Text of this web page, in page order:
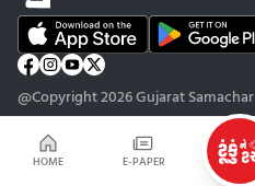
HOME E-PAPER
@Copyright 2026 Gujarat Samachar